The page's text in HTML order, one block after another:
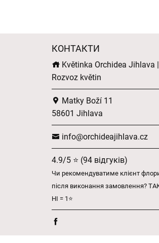
КОНТАКТИ
Květinka Orchidea Jihlava |
Rozvoz květin
Matky Boží 11
58601 Jihlava
info@orchideajihlava.cz
4.9/5 ⭐ (94 відгуків)
Чи рекомендуватиме клієнт
після виконання замовлення? ТАК
НІ = 1⭐